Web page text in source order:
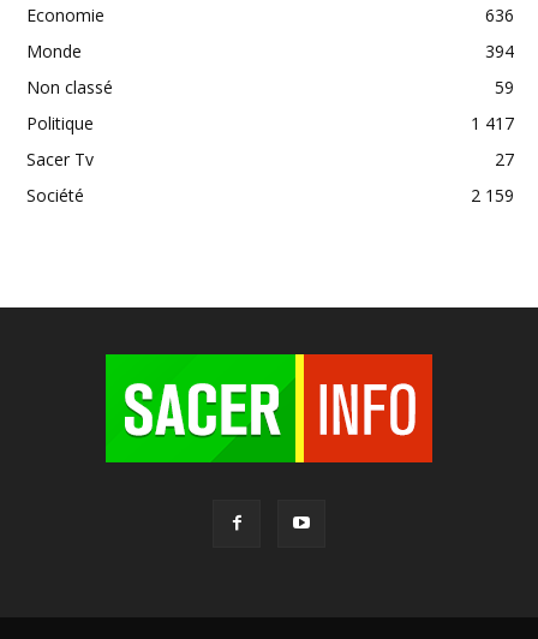
Economie
636
Monde
394
Non classé
59
Politique
1 417
Sacer Tv
27
Société
2 159